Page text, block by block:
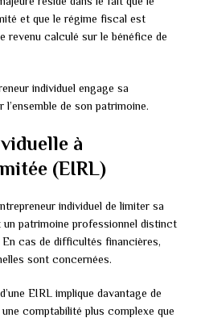
et que le régime fiscal est
revenu calculé sur le bénéfice de
individuel engage sa
de son patrimoine.
à
(EIRL)
individuel de limiter sa
patrimoine professionnel distinct
cas de difficultés financières,
sont concernées.
EIRL implique davantage de
comptabilité plus complexe que